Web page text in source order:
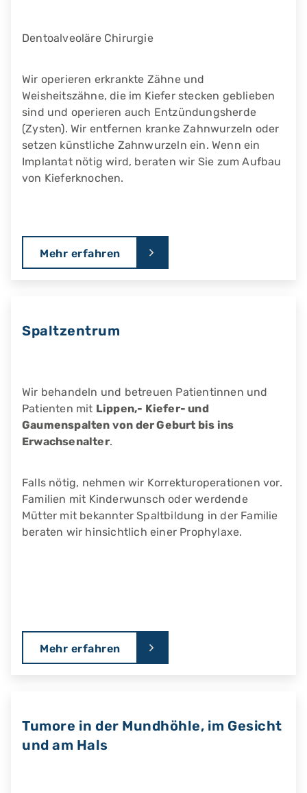
Dentoalveoläre Chirurgie
Wir operieren erkrankte Zähne und
Weisheitszähne, die im Kiefer stecken geblieben
sind und operieren auch Entzündungsherde
(Zysten). Wir entfernen kranke Zahnwurzeln oder
setzen künstliche Zahnwurzeln ein. Wenn ein
Implantat nötig wird, beraten wir Sie zum Aufbau
von Kieferknochen.
Mehr erfahren
Spaltzentrum
Wir behandeln und betreuen Patientinnen und
Patienten mit Lippen,- Kiefer- und
Gaumenspalten von der Geburt bis ins
Erwachsenalter.
Falls nötig, nehmen wir Korrekturoperationen vor.
Familien mit Kinderwunsch oder werdende
Mütter mit bekannter Spaltbildung in der Familie
beraten wir hinsichtlich einer Prophylaxe.
Mehr erfahren
Tumore in der Mundhöhle, im Gesicht
und am Hals